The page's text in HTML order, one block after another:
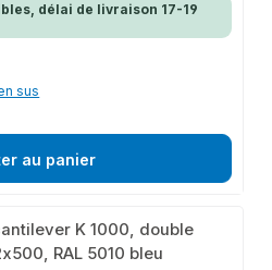
délai de livraison 17-19
sus
au panier